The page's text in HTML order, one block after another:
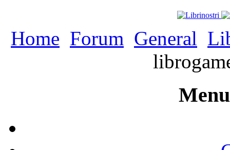
Home Forum General